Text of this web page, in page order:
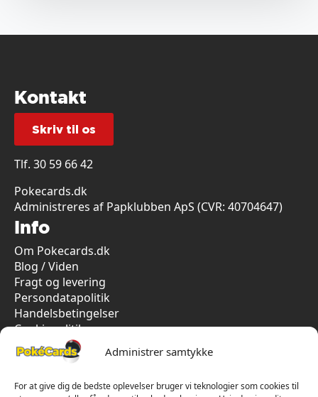
Administrer samtykke
For at give dig de bedste oplevelser bruger vi teknologier som cookies til
Kontakt
Skriv til os
Tlf. 30 59 66 42
Pokecards.dk
Administreres af Papklubben ApS (CVR: 40704647)
Info
Om Pokecards.dk
Blog / Viden
Fragt og levering
Persondatapolitik
Handelsbetingelser
Cookiepolitik
Vi har kun 5-stjernet anmeldelser på Trustpilot